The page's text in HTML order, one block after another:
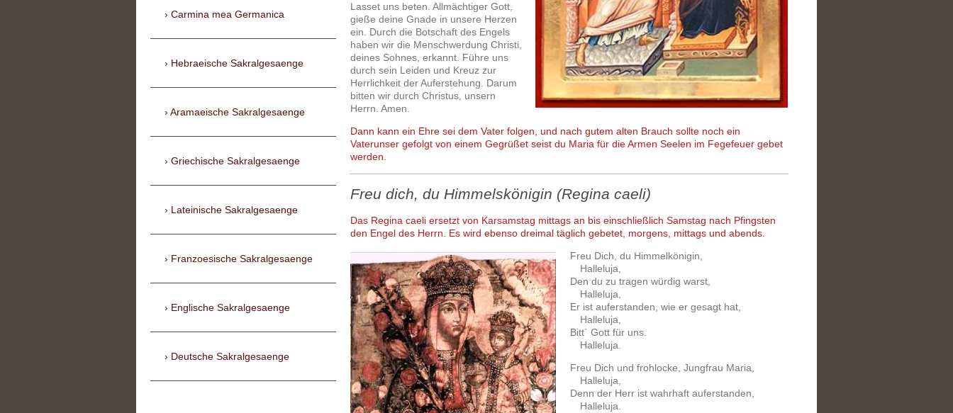
Lasset uns beten. Allmächtiger Gott,
gieße deine Gnade in unsere Herzen
ein. Durch die Botschaft des Engels
haben wir die Menschwerdung Christi,
deines Sohnes, erkannt. Führe uns
durch sein Leiden und Kreuz zur
Herrlichkeit der Auferstehung. Darum
bitten wir durch Christus, unsern
Herrn. Amen.
Dann kann ein Ehre sei dem Vater folgen, und nach gutem alten Brauch sollte noch ein
Vaterunser gefolgt von einem Gegrüßet seist du Maria für die Armen Seelen im Fegefeuer gebet
werden.
Freu dich, du Himmelskönigin (Regina caeli)
Das Regina caeli ersetzt von Karsamstag mittags an bis einschließlich Samstag nach Pfingsten
den Engel des Herrn. Es wird ebenso dreimal täglich gebetet, morgens, mittags und abends.
Freu Dich, du Himmelkönigin,
Halleluja,
Den du zu tragen würdig warst,
Halleluja,
Er ist auferstanden, wie er gesagt hat,
Halleluja,
Bitt´ Gott für uns.
Halleluja.
Freu Dich und frohlocke, Jungfrau Maria,
Halleluja,
Denn der Herr ist wahrhaft auferstanden,
Halleluja.
Carmina mea Germanica
Hebraeische Sakralgesaenge
Aramaeische Sakralgesaenge
Griechische Sakralgesaenge
Lateinische Sakralgesaenge
Franzoesische Sakralgesaenge
Englische Sakralgesaenge
Deutsche Sakralgesaenge